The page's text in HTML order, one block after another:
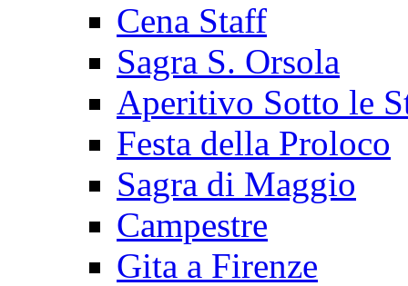
Cena Staff
Sagra S. Orsola
Aperitivo Sotto le
Festa della Proloco
Sagra di Maggio
Campestre
Gita a Firenze